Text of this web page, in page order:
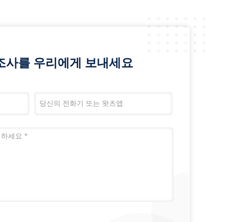
사를 우리에게 보내세요